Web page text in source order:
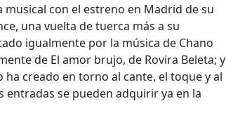
con el estreno en Madrid de su
una vuelta de tuerca más a su
igualmente por la música de Chano
de El amor brujo, de Rovira Beleta; y
creado en torno al cante, el toque y al
entradas se pueden adquirir ya en la